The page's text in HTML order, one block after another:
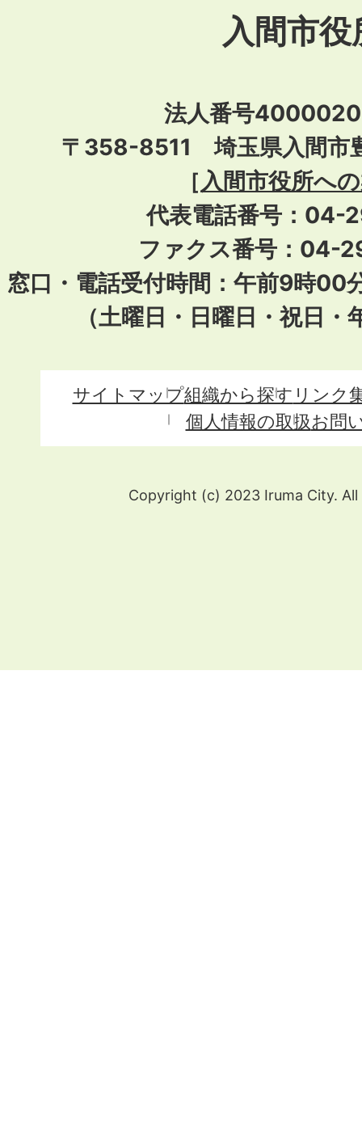
入間市役
法人番号
〒358-8511 埼玉県入間市
［ 入間市役所へ
代表電話番号：04-
ファクス番号：04-
窓口・電話受付時間：午前9時00
（土曜日・日曜日・祝日
サイトマップ組織から探す リンク
個人情報の取扱お問
Copyright (c) 2023 Iruma City. All